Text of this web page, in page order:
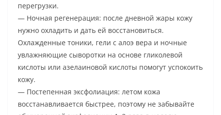
перегрузки.
— Ночная регенерация: после дневной жары кожу
нужно охладить и дать ей восстановиться.
Охлажденные тоники, гели с алоэ вера и ночные
увлажняющие сыворотки на основе гликолевой
кислоты или азелаиновой кислоты помогут успокоить
кожу.
— Постепенная эксфолиация: летом кожа
восстанавливается быстрее, поэтому не забывайте